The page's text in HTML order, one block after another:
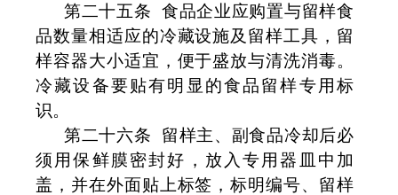
第二十五条
食品企业应购置与留样食
品数量相适应的冷藏设施及留样工具，留
样容器大小适宜，便于盛放与清洗消毒。
冷藏设备要贴有明显的食品留样专用标
识。
第二十六条
留样主、副食品冷却后必
须用保鲜膜密封好，放入专用器皿中加
盖，并在外面贴上标签，标明编号、留样